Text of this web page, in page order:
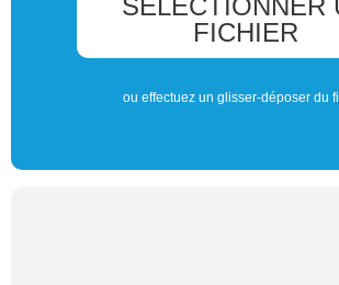
SÉLECTIONNER
FICHIER
ou effectuez un glisser-déposer du